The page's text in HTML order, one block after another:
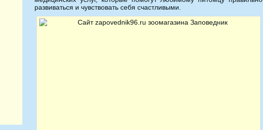
развиваться и чувствовать себя счастливыми.